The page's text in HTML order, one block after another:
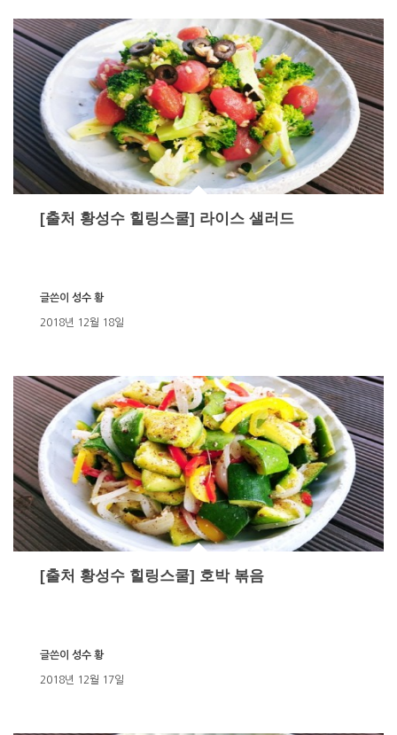
[출처 황성수 힐링스쿨] 라이스 샐러드
2018년 12월 18일
글쓴이 성수 황
[출처 황성수 힐링스쿨] 호박 볶음
2018년 12월 17일
글쓴이 성수 황